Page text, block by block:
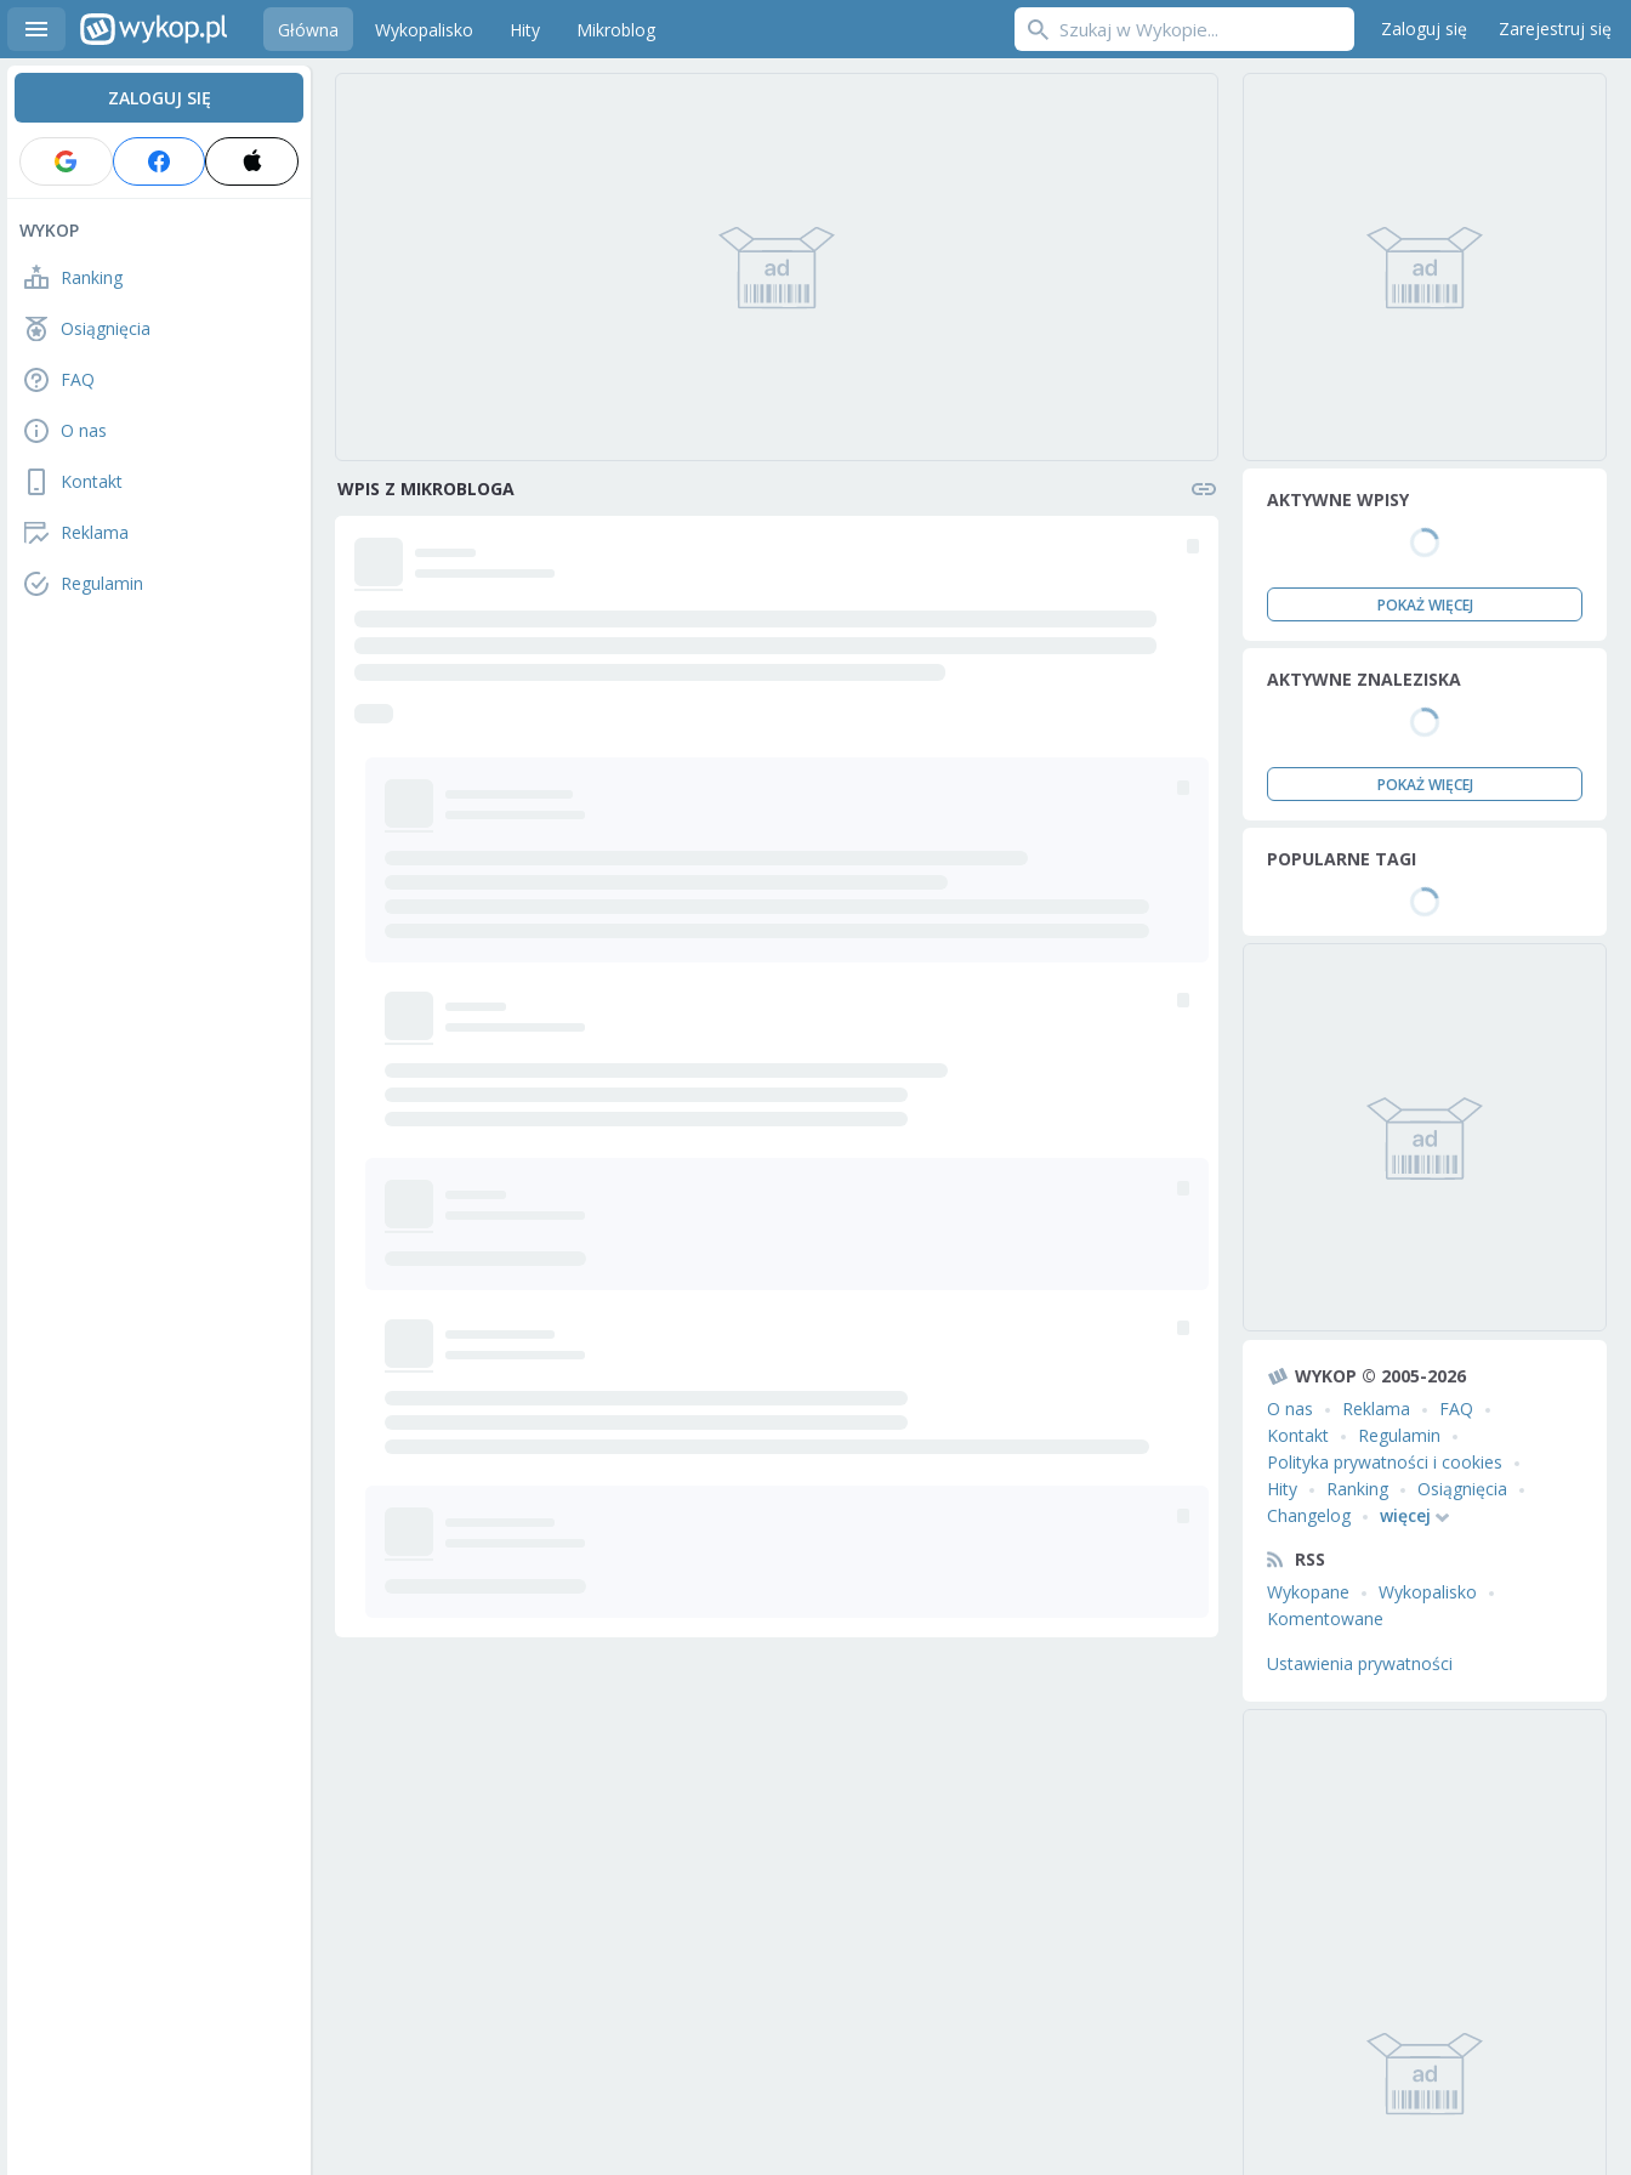
Główna Wykopalisko Hity Mikroblog Zaloguj się Zarejestruj się
ZALOGUJ SIĘ
WYKOP
Ranking
Osiągnięcia
FAQ
O nas
Kontakt
Reklama
Regulamin
WPIS Z MIKROBLOGA AKTYWNE WPISY
POKAŻ WIĘCEJ
AKTYWNE ZNALEZISKA
POKAŻ WIĘCEJ
POPULARNE TAGI
WYKOP © 2005-2026
O nas
Reklama
FAQ
Kontakt
Regulamin
Polityka prywatności i cookies
Hity
Ranking
Osiągnięcia
Changelog
więcej
RSS
Wykopane
Wykopalisko
Komentowane
Ustawienia prywatności